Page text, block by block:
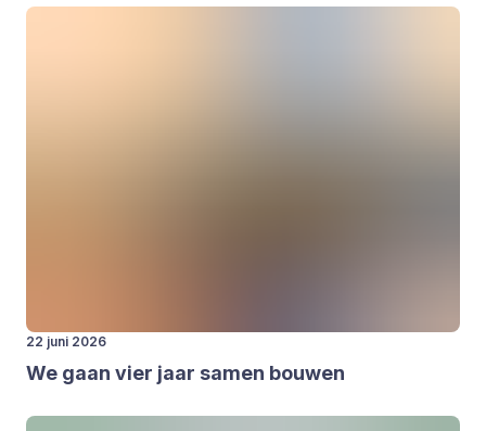
22 juni 2026
We gaan vier jaar samen bou­wen